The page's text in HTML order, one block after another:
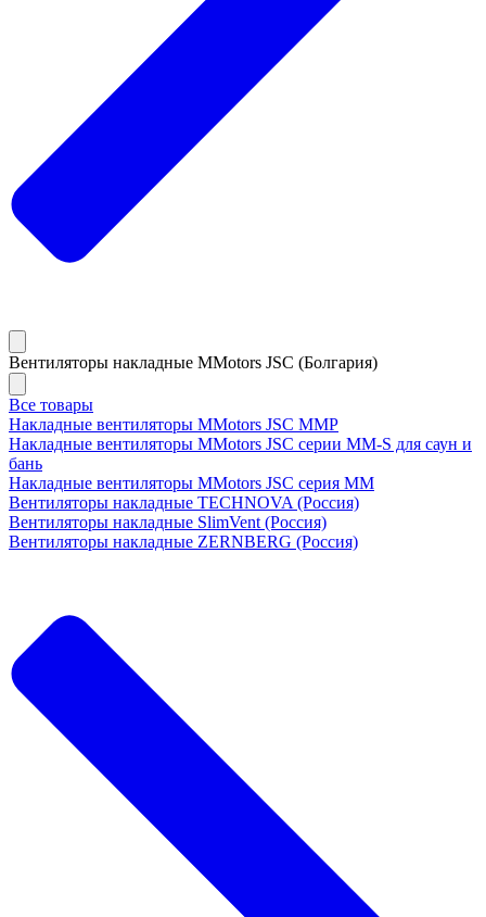
Вентиляторы накладные MMotors JSC (Болгария)
Все товары
Накладные вентиляторы MMotors JSC MMP
Накладные вентиляторы MMotors JSC серии MM-S для саун и
бань
Накладные вентиляторы MMotors JSC серия МM
Вентиляторы накладные TECHNOVA (Россия)
Вентиляторы накладные SlimVent (Россия)
Вентиляторы накладные ZERNBERG (Россия)